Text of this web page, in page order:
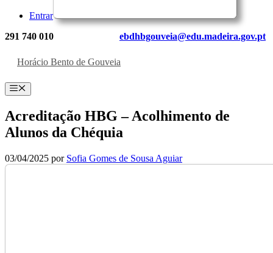
Entrar
291 740 010 ebdhbgouveia@edu.madeira.gov.pt
Horácio Bento de Gouveia
Menu
Acreditação HBG – Acolhimento de
Alunos da Chéquia
03/04/2025 por Sofia Gomes de Sousa Aguiar